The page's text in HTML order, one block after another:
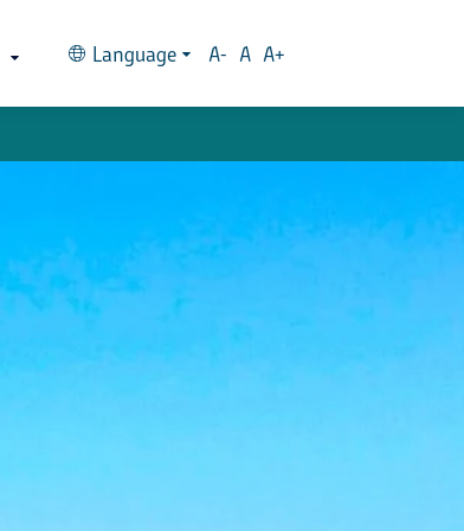
Language A- A A+
भाविकांचे श्रद्धास्थान डहाणूची श्रीमहालक्ष्मी
शिरगाव : श्रीग्राम
कसे पोहोचाल?